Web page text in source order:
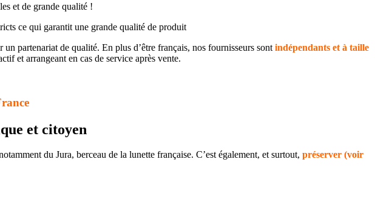
et de grande qualité !
ce qui garantit une grande qualité de produit
partenariat de qualité. En plus d’être français, nos fournisseurs sont indépendants et à taille
et arrangeant en cas de service après vente.
et citoyen
du Jura, berceau de la lunette française. C’est également, et surtout, préserver (voir